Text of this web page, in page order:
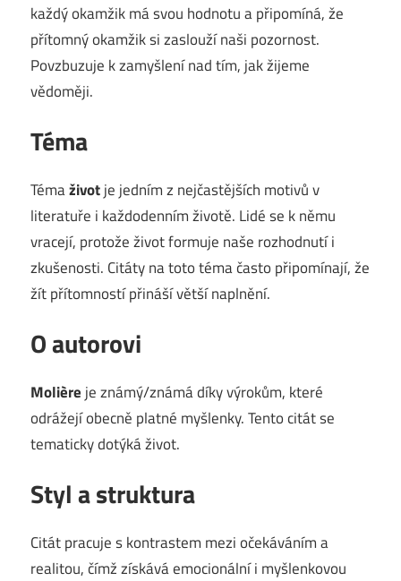
každý okamžik má svou hodnotu a připomíná, že
přítomný okamžik si zaslouží naši pozornost.
Povzbuzuje k zamyšlení nad tím, jak žijeme
vědoměji.
Téma
Témaživotje jedním z nejčastějších motivů v
literatuře i každodenním životě. Lidé se k němu
vracejí, protože život formuje naše rozhodnutí i
zkušenosti. Citáty na toto téma často připomínají, že
žít přítomností přináší větší naplnění.
O autorovi
Molière je známý/známá díky výrokům, které
odrážejí obecně platné myšlenky. Tento citát se
tematicky dotýká život.
Styl a struktura
Citát pracuje s kontrastem mezi očekáváním a
realitou, čímž získává emocionální i myšlenkovou